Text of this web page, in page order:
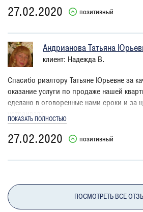
27.02.2020 позитивный
Андрианова Татьяна
клиент: Надежда В.
Спасибо риэлтору Татьяне Юрьевне за
оказание услуги по продаже нашей
сделано в оговоренные нами сроки и за
устраивала.
ПОКАЗАТЬ ПОЛНОСТЬЮ
27.02.2020 позитивный
ПОСМОТРЕТЬ ВСЕ